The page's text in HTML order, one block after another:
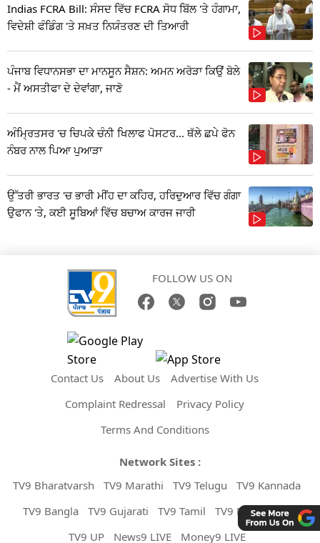
Indias FCRA Bill: ਸੰਸਦ ਵਿੱਚ FCRA ਸੋਧ ਬਿੱਲ 'ਤੇ ਹੰਗਾਮਾ,
ਵਿਦੇਸ਼ੀ ਫੰਡਿੰਗ 'ਤੇ ਸਖ਼ਤ ਨਿਯੰਤਰਣ ਦੀ ਤਿਆਰੀ
ਪੰਜਾਬ ਵਿਧਾਨਸਭਾ ਦਾ ਮਾਨਸੂਨ ਸੈਸ਼ਨ: ਅਮਨ ਅਰੋੜਾ ਕਿਉਂ ਬੋਲੇ
- ਮੈਂ ਅਸਤੀਫਾ ਦੇ ਦੇਵਾਂਗਾ, ਜਾਣੋ
ਅੰਮ੍ਰਿਤਸਰ 'ਚ ਚਿਪਕੇ ਚੰਨੀ ਖਿਲਾਫ ਪੋਸਟਰ... ਥੱਲੇ ਛਪੇ ਫੋਨ
ਨੰਬਰ ਨਾਲ ਪਿਆ ਪੁਆੜਾ
ਉੱਤਰੀ ਭਾਰਤ 'ਚ ਭਾਰੀ ਮੀਂਹ ਦਾ ਕਹਿਰ, ਹਰਿਦੁਆਰ ਵਿੱਚ ਗੰਗਾ
ਉਫਾਨ 'ਤੇ, ਕਈ ਸੂਬਿਆਂ ਵਿੱਚ ਬਚਾਅ ਕਾਰਜ ਜਾਰੀ
FOLLOW US ON
Contact Us About Us
Advertise With Us
Complaint Redressal
Privacy Policy
Terms And Conditions
Network Sites :
TV9 Bharatvarsh
TV9 Marathi TV9 Telugu
TV9 Kannada
TV9 Bangla
TV9 Gujarati TV9 Tamil
TV9 Malayalam
TV9 UP
News9 LIVE Money9 LIVE